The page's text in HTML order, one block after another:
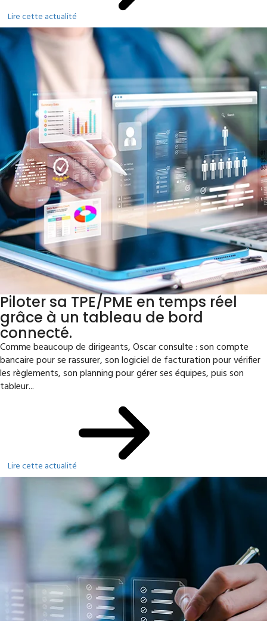
Lire cette actualité
Piloter sa TPE/PME en temps réel
grâce à un tableau de bord
connecté.
Comme beaucoup de dirigeants, Oscar consulte : son compte
bancaire pour se rassurer, son logiciel de facturation pour vérifier
les règlements, son planning pour gérer ses équipes, puis son
tableur...
Lire cette actualité